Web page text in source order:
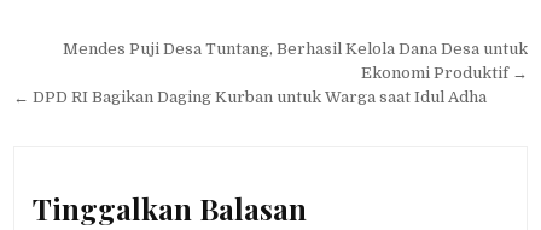
Navigasi
pos
Mendes Puji Desa Tuntang, Berhasil Kelola Dana Desa untuk
Ekonomi Produktif →
← DPD RI Bagikan Daging Kurban untuk Warga saat Idul Adha
Tinggalkan Balasan